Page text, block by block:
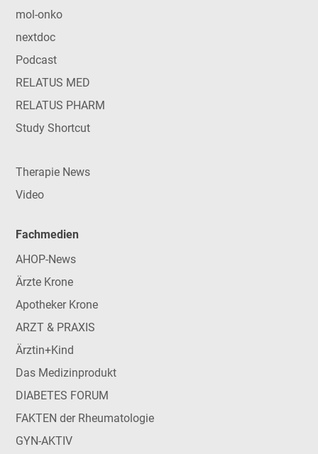
mol-onko
nextdoc
Podcast
RELATUS MED
RELATUS PHARM
Study Shortcut
Therapie News
Video
Fachmedien
AHOP-News
Ärzte Krone
Apotheker Krone
ARZT & PRAXIS
Ärztin+Kind
Das Medizinprodukt
DIABETES FORUM
FAKTEN der Rheumatologie
GYN-AKTIV